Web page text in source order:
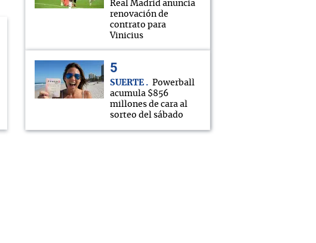
Real Madrid anuncia
renovación de
contrato para
Vinicius
SUERTE
Powerball
acumula $856
millones de cara al
sorteo del sábado